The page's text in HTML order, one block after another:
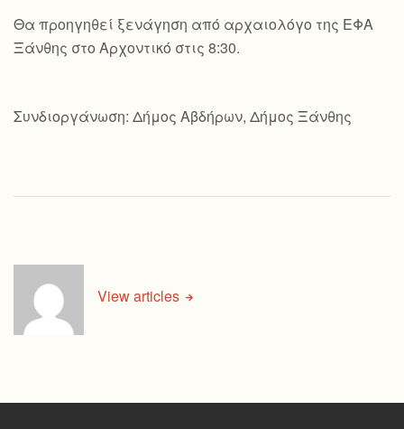
Θα προηγηθεί ξενάγηση από αρχαιολόγο της ΕΦΑ
Ξάνθης στο Αρχοντικό στις 8:30.
Συνδιοργάνωση: Δήμος Αβδήρων, Δήμος Ξάνθης
View articles